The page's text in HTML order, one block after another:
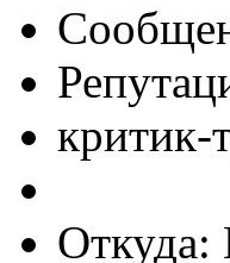
критик-
Откуда: